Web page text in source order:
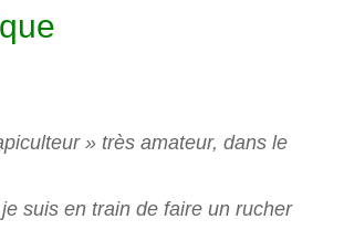
» très amateur, dans le
suis en train de faire un rucher